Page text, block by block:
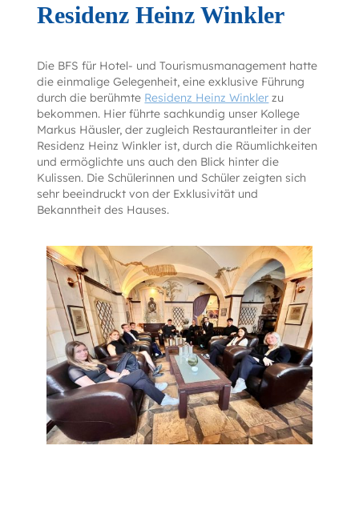
Residenz Heinz Winkler
Die BFS für Hotel- und Tourismusmanagement hatte
die einmalige Gelegenheit, eine exklusive Führung
durch die berühmte Residenz Heinz Winkler zu
bekommen. Hier führte sachkundig unser Kollege
Markus Häusler, der zugleich Restaurantleiter in der
Residenz Heinz Winkler ist, durch die Räumlichkeiten
und ermöglichte uns auch den Blick hinter die
Kulissen. Die Schülerinnen und Schüler zeigten sich
sehr beeindruckt von der Exklusivität und
Bekanntheit des Hauses.